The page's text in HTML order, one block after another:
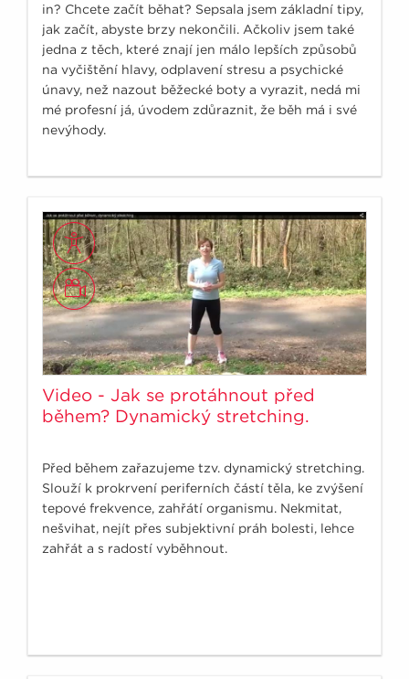
in? Chcete začít běhat? Sepsala jsem základní tipy,
jak začít, abyste brzy nekončili. Ačkoliv jsem také
jedna z těch, které znají jen málo lepších způsobů
na vyčištění hlavy, odplavení stresu a psychické
únavy, než nazout běžecké boty a vyrazit, nedá mi
mé profesní já, úvodem zdůraznit, že běh má i své
nevýhody.
Video - Jak se protáhnout před
během? Dynamický stretching.
Před během zařazujeme tzv. dynamický stretching.
Slouží k prokrvení periferních částí těla, ke zvýšení
tepové frekvence, zahřátí organismu. Nekmitat,
nešvihat, nejít přes subjektivní práh bolesti, lehce
zahřát a s radostí vyběhnout.